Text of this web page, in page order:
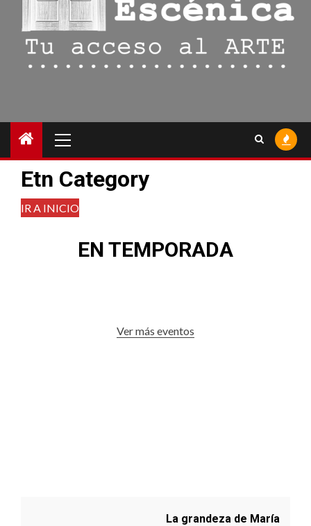
principal
Etn Category
IR A INICIO
EN TEMPORADA
Ver más eventos
La grandeza de María